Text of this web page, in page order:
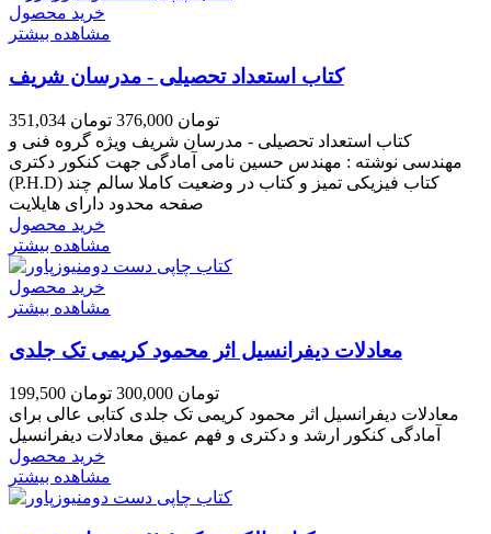
خرید محصول
مشاهده بیشتر
کتاب استعداد تحصیلی - مدرسان شریف
351,034 تومان 376,000 تومان
کتاب استعداد تحصیلی - مدرسان شریف ویژه گروه فنی و
مهندسی نوشته : مهندس حسین نامی آمادگی جهت کنکور دکتری
(P.H.D) کتاب فیزیکی تمیز و کتاب در وضعیت کاملا سالم چند
خرید محصول
مشاهده بیشتر
خرید محصول
مشاهده بیشتر
معادلات دیفرانسیل اثر محمود کریمی تک جلدی
199,500 تومان 300,000 تومان
معادلات دیفرانسیل اثر محمود کریمی تک جلدی کتابی عالی برای
آمادگی کنکور ارشد و دکتری و فهم عمیق معادلات دیفرانسیل
خرید محصول
مشاهده بیشتر